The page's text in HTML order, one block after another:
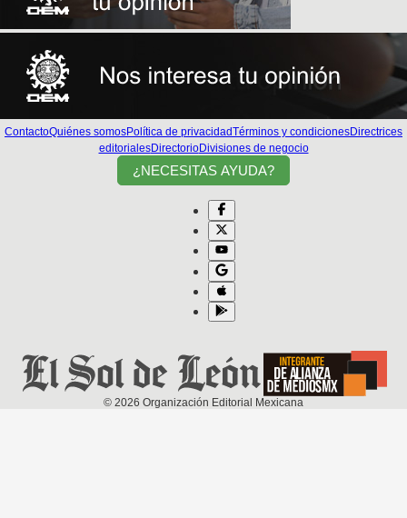
ContactoQuiénes somosPolítica de privacidadTérminos y condicionesDirectrices
editorialesDirectorioDivisiones de negocio
¿NECESITAS AYUDA?
© 2026 Organización Editorial Mexicana